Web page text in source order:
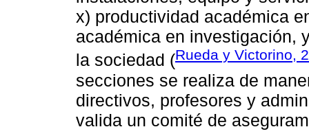
x) productividad académica
académica en investigación,
la sociedad (Rueda y Victorino,
secciones se realiza de
directivos, profesores y
valida un comité de